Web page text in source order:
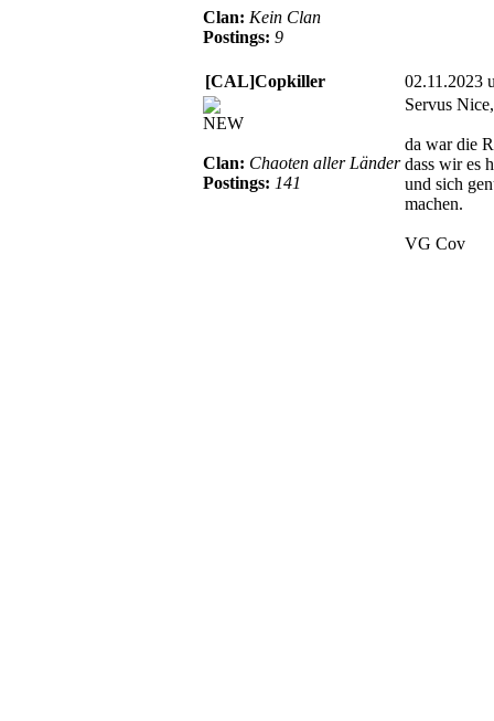
Clan: Kein Clan
Postings: 9
[CAL]Copkiller 02.11.2023
NEW
Clan: Chaoten aller Länder
Postings: 141
Servus Nice,
da war die
dass wir es
und sich
machen.
VG Cov